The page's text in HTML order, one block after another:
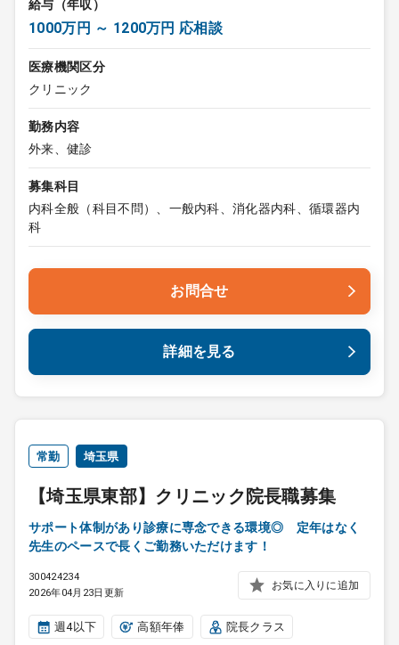
給与（年収）
1000万円 ～ 1200万円 応相談
医療機関区分
クリニック
勤務内容
外来、健診
募集科目
内科全般（科目不問）、一般内科、消化器内科、循環器内
科
お問合せ
詳細を見る
常勤 埼玉県
【埼玉県東部】クリニック院長職募集
サポート体制があり診療に専念できる環境◎ 定年はなく
先生のペースで長くご勤務いただけます！
300424234
2026年04月23日更新
お気に入りに追加
週4以下 高額年俸 院長クラス